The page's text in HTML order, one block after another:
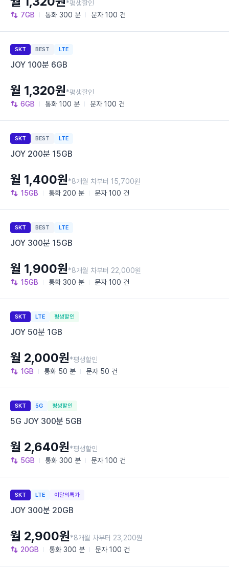
7GB 통화 300 분 문자 100 건
*평생할인
SKT BEST LTE
JOY 100분 6GB
6GB 통화 100 분 문자 100 건
월 1,320원*평생할인
SKT BEST LTE
JOY 200분 15GB
15GB 통화 200 분 문자 100 건
월 1,400원*8개월 차부터 15,700원
SKT BEST LTE
JOY 300분 15GB
15GB 통화 300 분 문자 100 건
월 1,900원*8개월 차부터 22,000원
SKT LTE 평생할인
JOY 50분 1GB
1GB 통화 50 분 문자 50 건
월 2,000원*평생할인
SKT 5G 평생할인
5G JOY 300분 5GB
5GB 통화 300 분 문자 100 건
월 2,640원*평생할인
SKT LTE 이달의특가
JOY 300분 20GB
20GB 통화 300 분 문자 100 건
월 2,900원*8개월 차부터 23,200원